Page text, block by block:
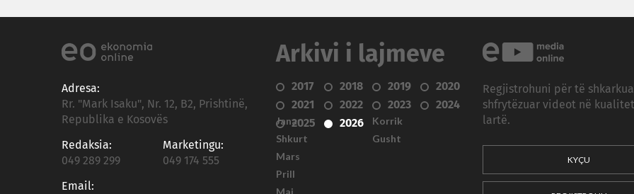
Adresa:
Rr. "Mark Isaku", Nr. 12, B2, Prishtinë,
Republika e Kosovës
Redaksia:
049 289 299
Marketingu:
049 174 555
Email:
Arkivi i lajmeve
2017 2018 2019
2020
2021
2022 2023
2024
2025
2026
Janar
Shkurt
Mars
Prill
Korrik
Gusht
Regjistrohuni për të
shfrytëzuar videot në
lartë.
KYÇU